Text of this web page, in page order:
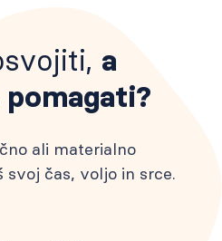
a
ali materialno
svoj čas, voljo in srce.